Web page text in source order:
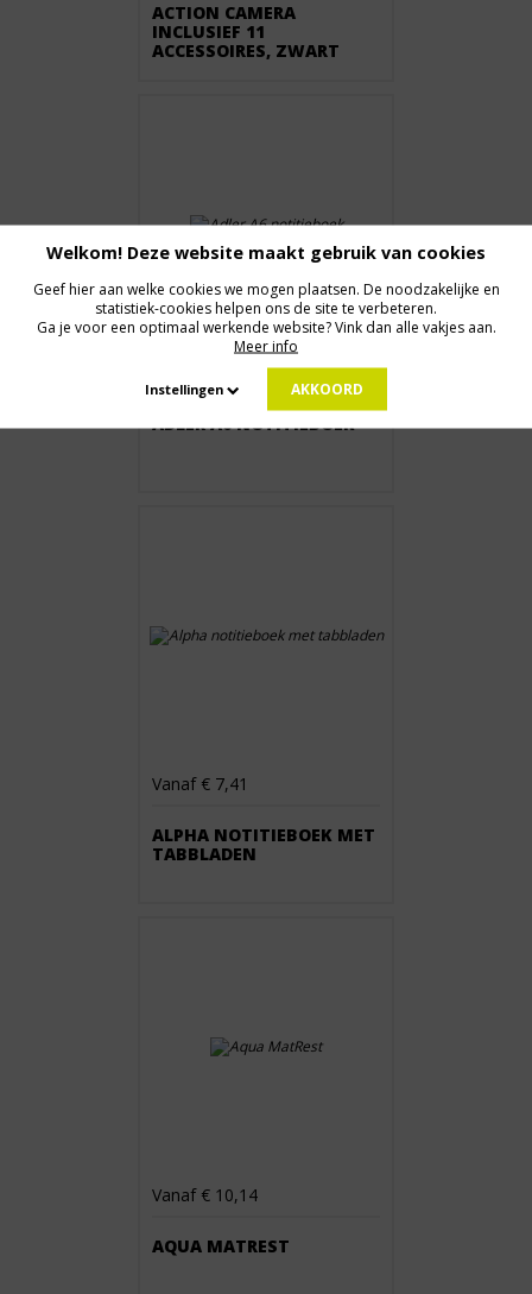
ACTION CAMERA
INCLUSIEF 11
ACCESSOIRES, ZWART
ADLER A6 NOTITIEBOEK
Vanaf € 7,41
ALPHA NOTITIEBOEK MET
TABBLADEN
Vanaf € 10,14
AQUA MATREST
Welkom! Deze website maakt gebruik van cookies
Geef hier aan welke cookies we mogen plaatsen. De noodzakelijke en
statistiek-cookies helpen ons de site te verbeteren.
Ga je voor een optimaal werkende website? Vink dan alle vakjes aan.
Meer info
Instellingen AKKOORD